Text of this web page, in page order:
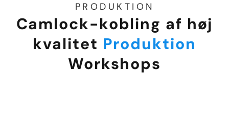
PRODUKTION
Camlock-kobling af høj
kvalitet Produktion
Workshops